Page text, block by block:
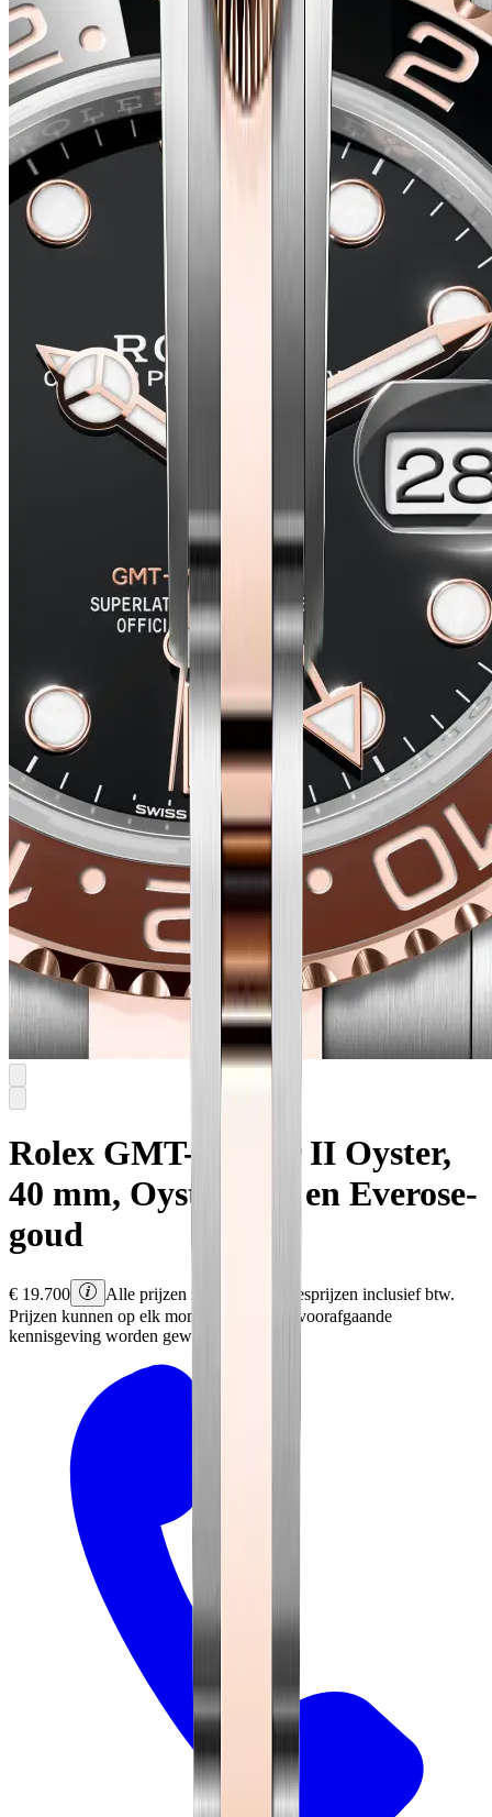
Rolex GMT-Master II Oyster,
40 mm, Oystersteel en Everose-
goud
€ 19.700
Alle prijzen zijn Rolex adviesprijzen inclusief btw.
Prijzen kunnen op elk moment en zonder voorafgaande
kennisgeving worden gewijzigd.